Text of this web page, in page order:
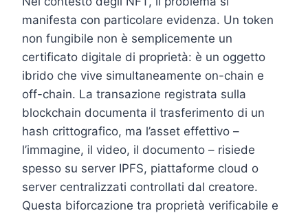
manifesta con particolare evidenza. Un token
non fungibile non è semplicemente un
certificato digitale di proprietà: è un oggetto
ibrido che vive simultaneamente on-chain e
off-chain. La transazione registrata sulla
blockchain documenta il trasferimento di un
hash crittografico, ma l’asset effettivo –
l’immagine, il video, il documento – risiede
spesso su server IPFS, piattaforme cloud o
server centralizzati controllati dal creatore.
Questa biforcazione tra proprietà verificabile e